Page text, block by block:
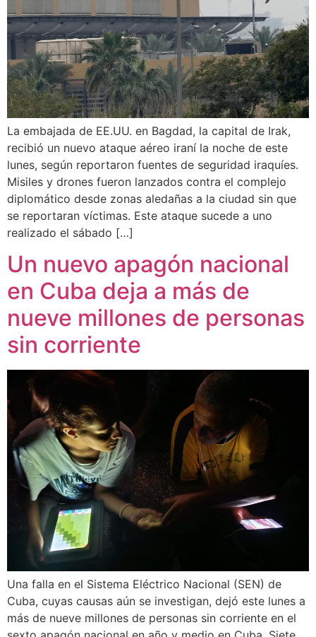
La embajada de EE.UU. en Bagdad, la capital de Irak,
recibió un nuevo ataque aéreo iraní la noche de este
lunes, según reportaron fuentes de seguridad iraquíes.
Misiles y drones fueron lanzados contra el complejo
diplomático desde zonas aledañas a la ciudad sin que
se reportaran víctimas. Este ataque sucede a uno
realizado el sábado […]
Un nuevo apagón nacional
en Cuba deja a más de
nueve millones de personas
sin corriente
Una falla en el Sistema Eléctrico Nacional (SEN) de
Cuba, cuyas causas aún se investigan, dejó este lunes a
más de nueve millones de personas sin corriente en el